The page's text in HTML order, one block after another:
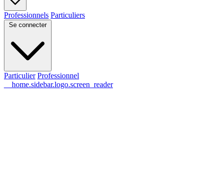
Professionnels Particuliers
Se connecter
Particulier Professionnel
__home.sidebar.logo.screen_reader